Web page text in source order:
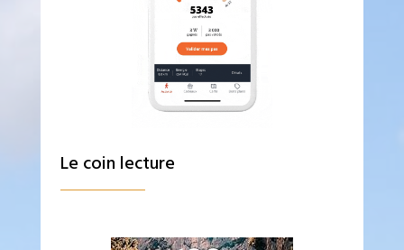
Le coin lecture